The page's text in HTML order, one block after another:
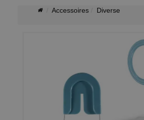
Accessoires Diverse